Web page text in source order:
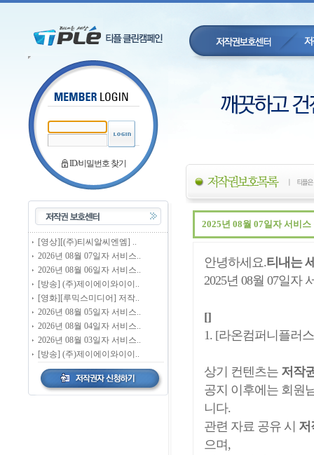
ID/비밀번호 찾기
[영상][(주)티씨알씨엔엠] ..
2026년 08월 07일자 서비스..
2026년 08월 06일자 서비스..
[방송] (주)제이에이와이이..
[영화][루믹스미디어] 저작..
2026년 08월 05일자 서비스..
2026년 08월 04일자 서비스..
2026년 08월 03일자 서비스..
[방송] (주)제이에이와이이..
2025년 08월 07일자 서비스
안녕하세요.티내는
2025년 08월 07일자
[]
1. [라온컴퍼니플러
상기 컨텐츠는 저작
공지 이후에는 회원
니다.
관련 자료 공유 시 저
으며,